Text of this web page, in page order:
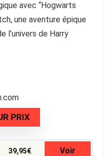
avec “Hogwarts
une aventure épique
l’univers de Harry
PRIX
39,95€ Voir